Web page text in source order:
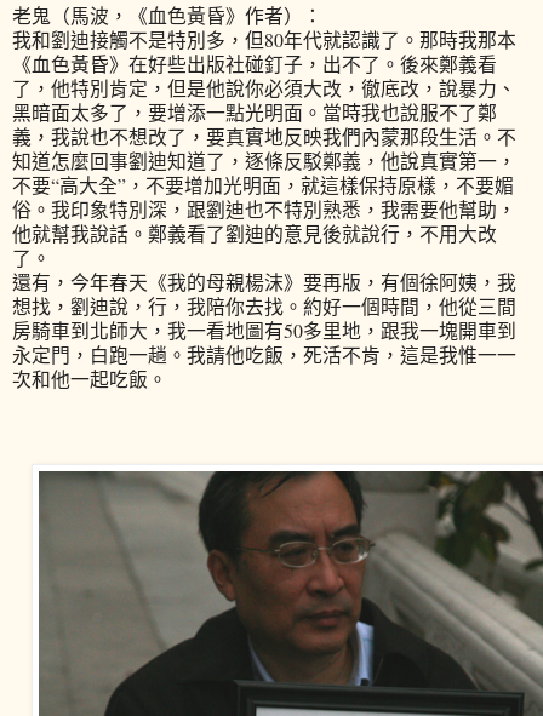
老鬼（馬波，《血色黃昏》作者）：
我和劉迪接觸不是特別多，但80年代就認識了。那時我那本
《血色黃昏》在好些出版社碰釘子，出不了。後來鄭義看
了，他特別肯定，但是他說你必須大改，徹底改，說暴力、
黑暗面太多了，要增添一點光明面。當時我也說服不了鄭
義，我說也不想改了，要真實地反映我們內蒙那段生活。不
知道怎麼回事劉迪知道了，逐條反駁鄭義，他說真實第一，
不要“高大全”，不要增加光明面，就這樣保持原樣，不要媚
俗。我印象特別深，跟劉迪也不特別熟悉，我需要他幫助，
他就幫我說話。鄭義看了劉迪的意見後就說行，不用大改
了。
還有，今年春天《我的母親楊沫》要再版，有個徐阿姨，我
想找，劉迪說，行，我陪你去找。約好一個時間，他從三間
房騎車到北師大，我一看地圖有50多里地，跟我一塊開車到
永定門，白跑一趟。我請他吃飯，死活不肯，這是我惟一一
次和他一起吃飯。